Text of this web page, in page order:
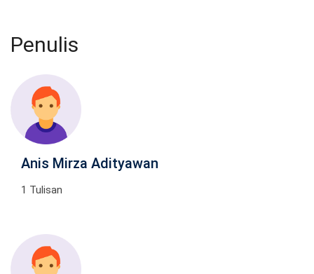
Penulis
Anis Mirza Adityawan
1 Tulisan